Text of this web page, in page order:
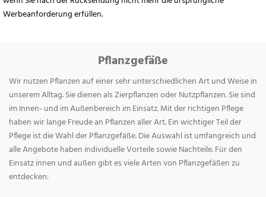
Werbeanforderung erfüllen.
Pflanzgefäße
Wir nutzen Pflanzen auf einer sehr unterschiedlichen Art und Weise in
unserem Alltag. Sie dienen als Zierpflanzen oder Nutzpflanzen. Sie sind
im Innen- und im Außenbereich im Einsatz. Mit der richtigen Pflege
haben wir lange Freude an Pflanzen aller Art. Ein wichtiger Teil der
Pflege ist die Wahl der Pflanzgefäße. Die Auswahl ist umfangreich und
alle Angebote haben individuelle Vorteile sowie Nachteile. Für den
Einsatz innen und außen gibt es viele Arten von Pflanzgefäßen zu
entdecken: